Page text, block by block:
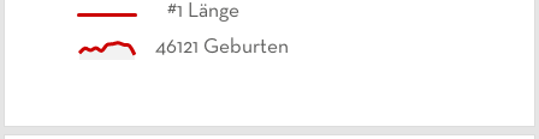
#1 Länge
46121 Geburten